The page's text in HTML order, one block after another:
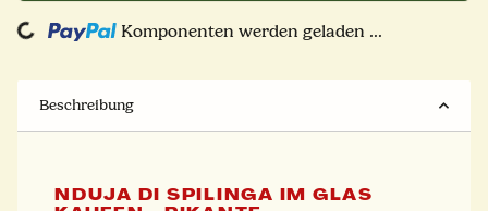
Loading... Komponenten werden geladen ...
Beschreibung
NDUJA DI SPILINGA IM GLAS